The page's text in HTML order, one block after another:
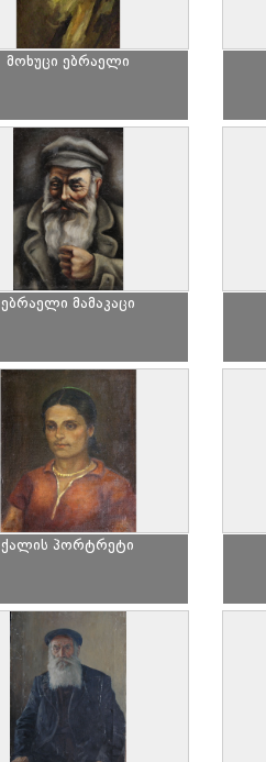
მოხუცი ებრაელი
ებრაელი მამაკაცი
ქალის პორტრეტი